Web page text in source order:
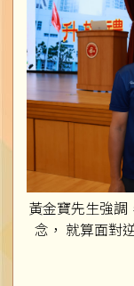
黃金寶先生強調
念， 就算面對